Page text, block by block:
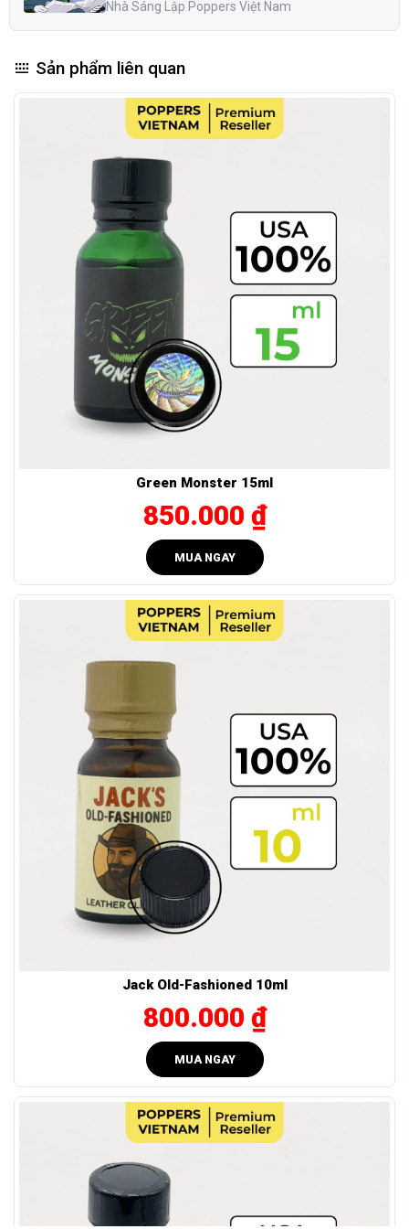
Công thức ổn định: Được nhiều người dùng kinh
nghiệm đánh giá là an toàn nếu sử dụng đúng liều và
không lạm dụng.
Ai sẽ thấy Popper Red Sium 30ml thực sự phù hợp?
Red Sium 30ml là lựa chọn lý tưởng dành cho những ai:
Muốn cảm giác mạnh mẽ nhưng không quá gắt.
Ưa chuộng trải nghiệm khác biệt, không nhàm chán.
Nhạy cảm với mùi nồng – nhưng vẫn muốn hiệu ứng rõ
rệt ngay từ những hơi đầu tiên.
Tác dụng của RED SIUM 30ml có gì đặc biệt?
Popper Red Sium 30mlmang đến một trải nghiệm kích
thích mạnh mẽ, kết hợp tác động sinh lý và tâm lý rõ rệt:
Kích thích tinh thần và khơi dậy cảm hứng: Ngay khi bắt
đầu, mùi hương khác biệt đánh trúng cảm giác tò mò và
Tăng nhạy cảm cơ thể: Các vùng phản ứng trở nên
nhạy hơn với va chạm nhờ hiệu ứng giãn cơ đều.
Lực mạnh nhưng mượt mà: Không bùng nổ kiểu sốc –
thay vào đó là hiệu ứng lan nhanh, giữ lực ổn định và
bám lâu, tạo cảm giác rõ từ đầu đến cuối.
Hướng dẫn sử dụng – Bảo quản RED SIUM 30ml
popper Red Sium 30ml
hiệu quả và an toàn:
Liều lượng khuyến nghị
Bắt đầu với 1 lần hít nhẹ (không hít quá 2 lần liên tiếp).
Giữa các lần hít nên cách nhau ít nhất 5 phút.
Nên bắt đầu từ liều thấp và tăng dần nếu cần.
Cách sử dụng và bảo quản
Giữ chai cách mũi 2–3cm, hít nhẹ 1–2 giây là đủ.
Đậy kín nắp ngay sau khi dùng, tránh tiếp xúc không khí
Không sang chiết; dùng trong vòng 6 tháng kể từ khi mở
đã được minh hoạ trực quan ngay bên
dưới.
Nhà Sáng Lập Poppers Việt Nam
Sản phẩm liên quan
Green Monster 15ml
850.000 ₫
MUA NGAY
Jack Old-Fashioned 10ml
800.000 ₫
MUA NGAY